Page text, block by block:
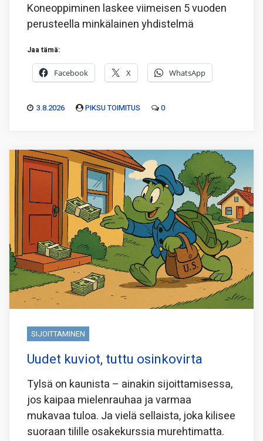
Koneoppiminen laskee viimeisen 5 vuoden
perusteella minkälainen yhdistelmä
Jaa tämä:
Facebook X WhatsApp
3.8.2026 PIKSU TOIMITUS 0
SIJOITTAMINEN
Uudet kuviot, tuttu osinkovirta
Tylsä on kaunista – ainakin sijoittamisessa,
jos kaipaa mielenrauhaa ja varmaa
mukavaa tuloa. Ja vielä sellaista, joka kilisee
suoraan tilille osakekurssia murehtimatta.